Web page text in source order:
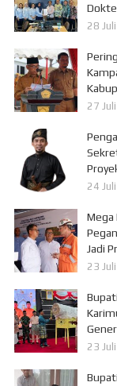
28
27
24
Mega
Jadi
23
23